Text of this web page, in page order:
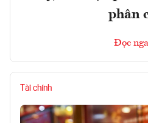
phân
Đọc
Tài chính